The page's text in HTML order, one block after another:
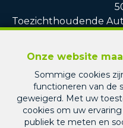
Onze website
Sommige cookies
functioneren van de
geweigerd. Met uw
cookies om uw
publiek te meten en
Toezichthoudende
-
BA en borgstelling via
1, 1000 Brussel
geldt voor